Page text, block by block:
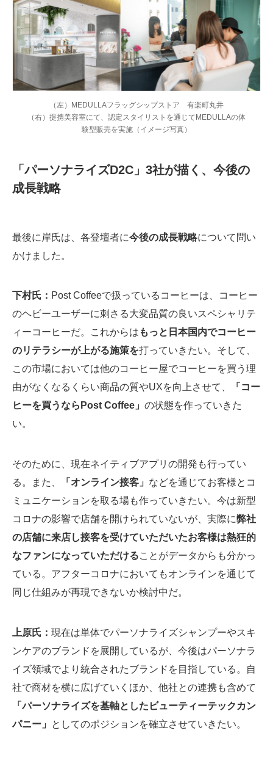
（左）MEDULLAフラッグシップストア 有楽町丸井
（右）提携美容室にて、認定スタイリストを通じてMEDULLAの体
験型販売を実施（イメージ写真）
「パーソナライズD2C」3社が描く、今後の
成長戦略
最後に岸氏は、各登壇者に今後の成長戦略について問い
かけました。
下村氏： Post Coffeeで扱っているコーヒーは、コーヒー
のヘビーユーザーに刺さる大変品質の良いスペシャリテ
ィーコーヒーだ。これからは もっと日本国内でコーヒー
のリテラシーが上がる施策を打っていきたい。そして、
この市場においては他のコーヒー屋でコーヒーを買う理
由がなくなるくらい商品の質やUXを向上させて、
「コー
ヒーを買うならPost Coffee」 の状態を作っていきた
い。
そのために、現在ネイティブアプリの開発も行ってい
る。また、
「オンライン接客」 などを通じてお客様とコ
ミュニケーションを取る場も作っていきたい。今は新型
コロナの影響で店舗を開けられていないが、実際に弊社
の店舗に来店し接客を受けていただいたお客様は熱狂的
なファンになっていただけることがデータからも分かっ
ている。アフターコロナにおいてもオンラインを通じて
同じ仕組みが再現できないか検討中だ。
上原氏： 現在は単体でパーソナライズシャンプーやスキ
ンケアのブランドを展開しているが、今後はパーソナラ
イズ領域でより統合されたブランドを目指している。自
社で商材を横に広げていくほか、他社との連携も含めて
「パーソナライズを基軸としたビューティーテックカン
パニー」
としてのポジションを確立させていきたい。